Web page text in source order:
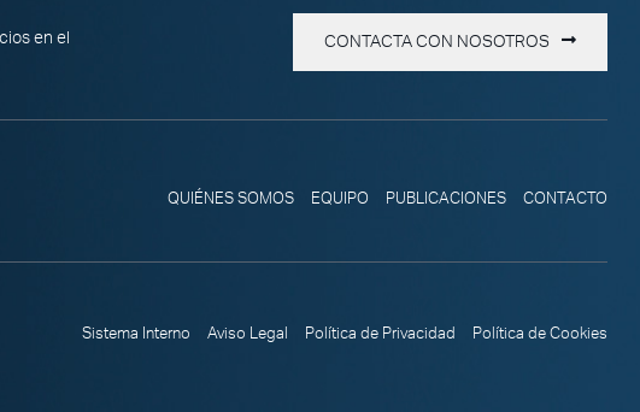
en el
CONTACTA CON NOSOTROS
QUIÉNES SOMOS EQUIPO PUBLICACIONES CONTACTO
Sistema Interno Aviso Legal Política de Privacidad Política de Cookies